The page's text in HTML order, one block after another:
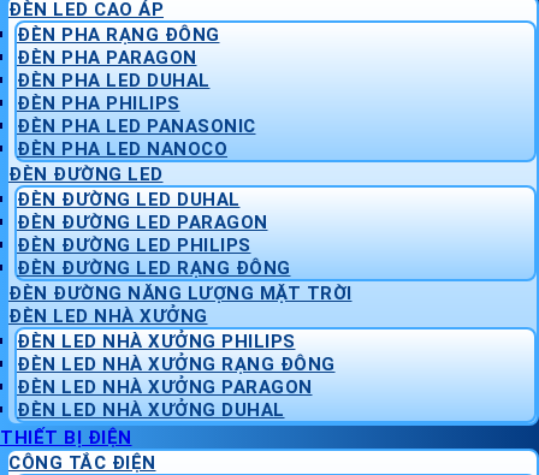
ĐÈN LED CAO ÁP
ĐÈN PHA RẠNG ĐÔNG
ĐÈN PHA PARAGON
ĐÈN PHA LED DUHAL
ĐÈN PHA PHILIPS
ĐÈN PHA LED PANASONIC
ĐÈN PHA LED NANOCO
ĐÈN ĐƯỜNG LED
ĐÈN ĐƯỜNG LED DUHAL
ĐÈN ĐƯỜNG LED PARAGON
ĐÈN ĐƯỜNG LED PHILIPS
ĐÈN ĐƯỜNG LED RẠNG ĐÔNG
ĐÈN ĐƯỜNG NĂNG LƯỢNG MẶT TRỜI
ĐÈN LED NHÀ XƯỞNG
ĐÈN LED NHÀ XƯỞNG PHILIPS
ĐÈN LED NHÀ XƯỞNG RẠNG ĐÔNG
ĐÈN LED NHÀ XƯỞNG PARAGON
ĐÈN LED NHÀ XƯỞNG DUHAL
THIẾT BỊ ĐIỆN
CÔNG TẮC ĐIỆN